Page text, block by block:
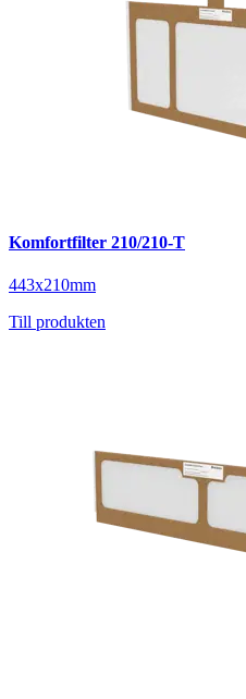
Komfortfilter 210/210-T
443x210mm
Till produkten